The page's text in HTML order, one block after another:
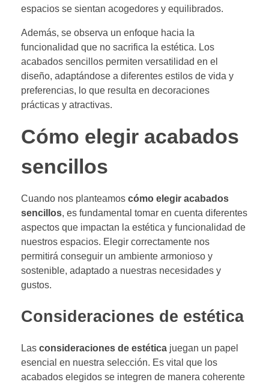
espacios se sientan acogedores y equilibrados.
Además, se observa un enfoque hacia la
funcionalidad que no sacrifica la estética. Los
acabados sencillos permiten versatilidad en el
diseño, adaptándose a diferentes estilos de vida y
preferencias, lo que resulta en decoraciones
prácticas y atractivas.
Cómo elegir acabados
sencillos
Cuando nos planteamos cómo elegir acabados
sencillos, es fundamental tomar en cuenta diferentes
aspectos que impactan la estética y funcionalidad de
nuestros espacios. Elegir correctamente nos
permitirá conseguir un ambiente armonioso y
sostenible, adaptado a nuestras necesidades y
gustos.
Consideraciones de estética
Las consideraciones de estética juegan un papel
esencial en nuestra selección. Es vital que los
acabados elegidos se integren de manera coherente